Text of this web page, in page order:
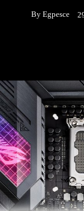
By Egpesce